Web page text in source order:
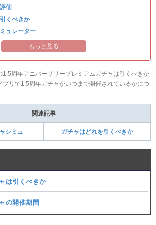
価
くべきか
ュレーター
もっと見る
1.5周年アニバーサリープレミアムガチャは引くべきか
プリで1.5周年ガチャがいつまで開催されているかにつ
関連記事
シミュ ガチャはどれを引くべきか
は引くべきか
の開催期間